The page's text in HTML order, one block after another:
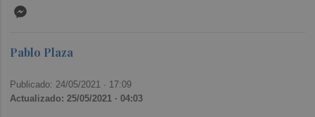
Pablo Plaza
Publicado: 24/05/2021 · 17:09
Actualizado: 25/05/2021 · 04:03